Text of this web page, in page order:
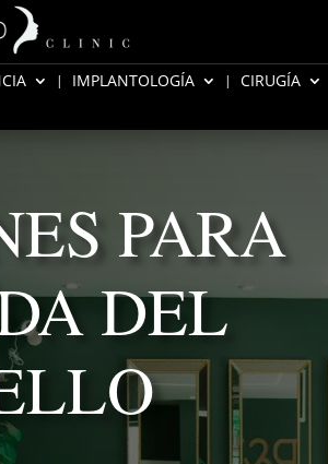
IMPLANTOLOGÍA CIRUGÍA
PARA
DEL